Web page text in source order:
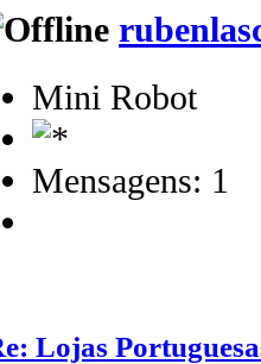
Mini Robot
Mensagens: 1
Lojas